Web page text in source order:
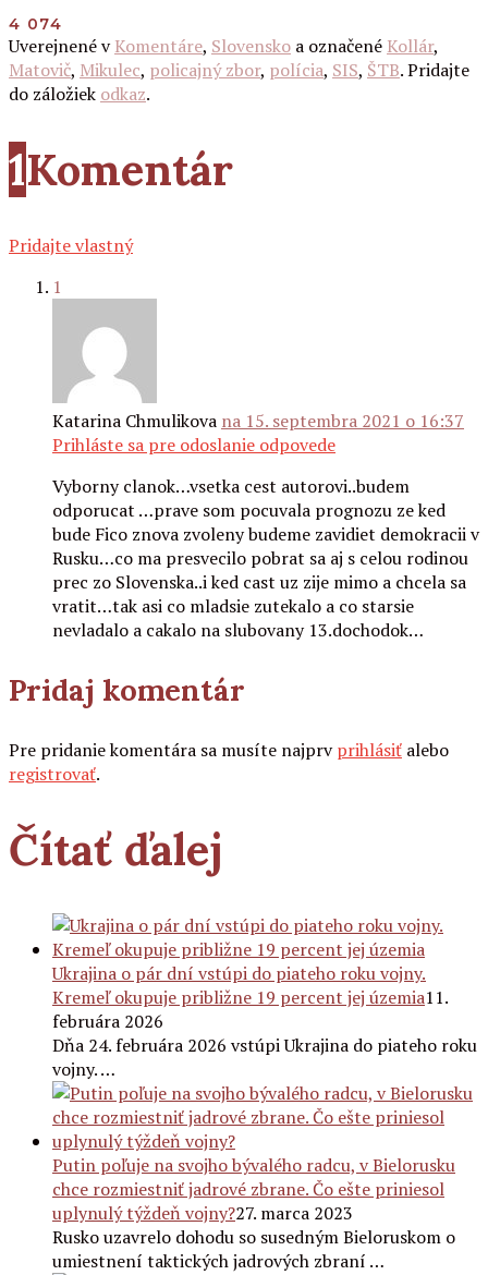
4 074
Uverejnené vKomentáre, Slovensko a označené Kollár,
Matovič, Mikulec, policajný zbor, polícia, SIS, ŠTB. Pridajte
do záložiek odkaz.
1Komentár
Pridajte vlastný
1
Katarina Chmulikova na 15. septembra 2021 o 16:37
Prihláste sa pre odoslanie odpovede
Vyborny clanok…vsetka cest autorovi..budem
odporucat …prave som pocuvala prognozu ze ked
bude Fico znova zvoleny budeme zavidiet demokracii v
Rusku…co ma presvecilo pobrat sa aj s celou rodinou
prec zo Slovenska..i ked cast uz zije mimo a chcela sa
vratit…tak asi co mladsie zutekalo a co starsie
nevladalo a cakalo na slubovany 13.dochodok…
Pridaj komentár
Pre pridanie komentára sa musíte najprvprihlásiť alebo
registrovať.
Čítať ďalej
Ukrajina o pár dní vstúpi do piateho roku vojny.
Kremeľ okupuje približne 19 percent jej územia11.
februára 2026
Dňa 24. februára 2026 vstúpi Ukrajina do piateho roku
vojny. …
Putin poľuje na svojho bývalého radcu, v Bielorusku
chce rozmiestniť jadrové zbrane. Čo ešte priniesol
uplynulý týždeň vojny?27. marca 2023
Rusko uzavrelo dohodu so susedným Bieloruskom o
umiestnení taktických jadrových zbraní …